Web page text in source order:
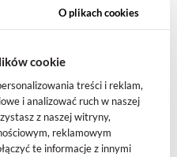
jak zapobiec
O plikach cookies
cookie
treści i reklam,
i analizować ruch w naszej
z naszej witryny,
reklamowym
te informacje z innymi